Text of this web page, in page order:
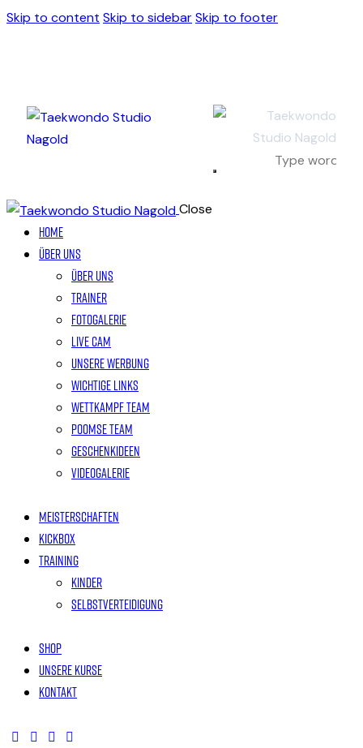
Skip to content Skip to sidebarSkip to footer
Close
Home
Über Uns
Über Uns
Trainer
Fotogalerie
Live Cam
Unsere Werbung
Wichtige links
Wettkampf Team
Poomse Team
Geschenkideen
Videogalerie
Meisterschaften
Kickbox
Training
Kinder
Selbstverteidigung
Shop
Unsere Kurse
Kontakt